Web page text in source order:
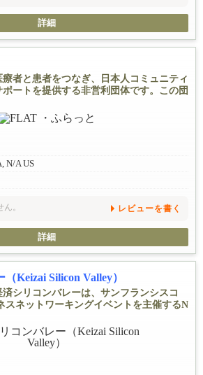
詳細
者と患者をつなぎ、日本人コミュニティ
ートを提供する非営利団体です。この団
N/A US
。 レビューを書く
詳細
Keizai Silicon Valley）
済シリコンバレーは、サンフランシスコ
スネットワーキングイベントを主催するN